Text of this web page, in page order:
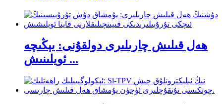
ھەل قىلىش چارىلىرى دولقۇنى: يېڭىچە
ئويلىنىش ...